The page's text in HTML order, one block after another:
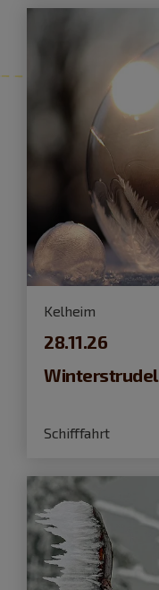
Kelheim
28.11.26
Winterstrudel
Schifffahrt